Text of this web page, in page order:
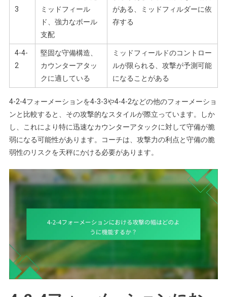
3
ミッドフィール
ド、強力なボール
支配
がある、ミッドフィルダーに依
存する
4-4-
2
堅固な守備構造、
カウンターアタッ
クに適している
ミッドフィールドのコントロー
ルが限られる、攻撃が予測可能
になることがある
4-2-4フォーメーションを4-3-3や4-4-2などの他のフォーメーショ
ンと比較すると、その攻撃的なスタイルが際立っています。しか
し、これにより特に迅速なカウンターアタックに対して守備が脆
弱になる可能性があります。コーチは、攻撃力の利点と守備の脆
弱性のリスクを天秤にかける必要があります。